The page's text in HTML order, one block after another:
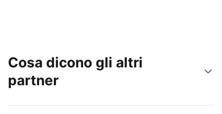
Cosa dicono gli altri
partner